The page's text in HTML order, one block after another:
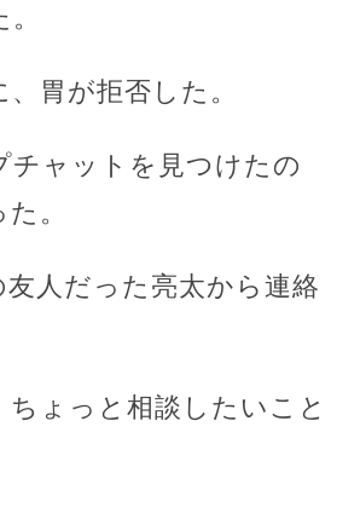
胃が拒否した。
チャットを見つけたの
。
人だった亮太から連絡
ちょっと相談したいこと